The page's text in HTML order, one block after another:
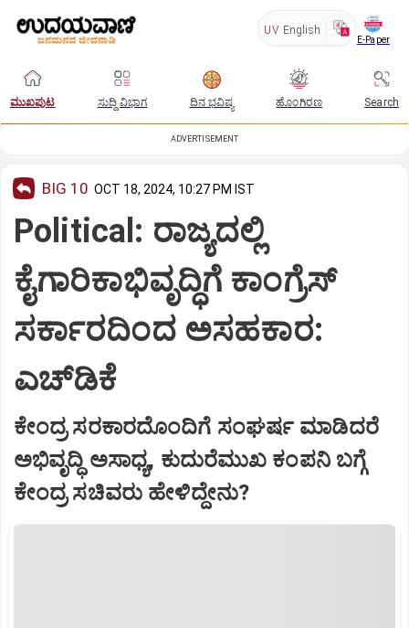
UV English
E-Paper
ಮುಖಪುಟ ಸುದ್ದಿ ವಿಭಾಗ ದಿನ ಭವಿಷ್ಯ ಹೊಂಗಿರಣ Search
ADVERTISEMENT
BIG 10 OCT 18, 2024, 10:27 PM IST
Political: ರಾಜ್ಯದಲ್ಲಿ
ಕೈಗಾರಿಕಾಭಿವೃದ್ಧಿಗೆ ಕಾಂಗ್ರೆಸ್‌
ಸರ್ಕಾರದಿಂದ ಅಸಹಕಾರ:
ಎಚ್‌ಡಿಕೆ
ಕೇಂದ್ರ ಸರಕಾರದೊಂದಿಗೆ ಸಂಘರ್ಷ ಮಾಡಿದರೆ
ಅಭಿವೃದ್ಧಿ ಅಸಾಧ್ಯ, ಕುದುರೆಮುಖ ಕಂಪನಿ ಬಗ್ಗೆ
ಕೇಂದ್ರ ಸಚಿವರು ಹೇಳಿದ್ದೇನು?